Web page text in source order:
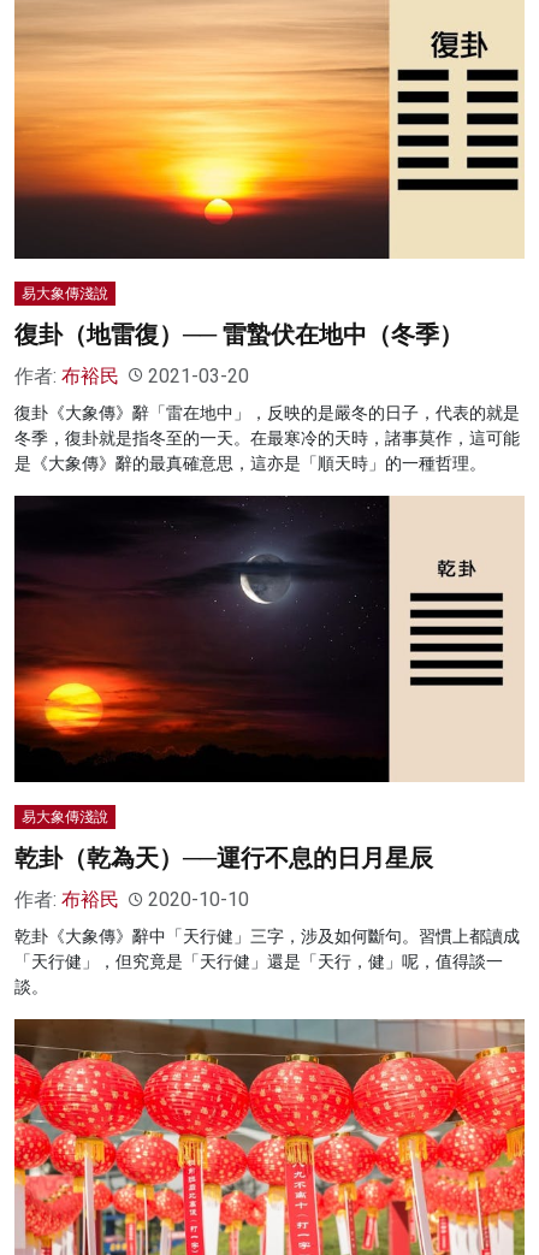
易大象傳淺說
復卦（地雷復）── 雷蟄伏在地中（冬季）
作者: 布裕民 2021-03-20
復卦《大象傳》辭「雷在地中」，反映的是嚴冬的日子，代表的就是
冬季，復卦就是指冬至的一天。在最寒冷的天時，諸事莫作，這可能
是《大象傳》辭的最真確意思，這亦是「順天時」的一種哲理。
易大象傳淺說
乾卦（乾為天）──運行不息的日月星辰
作者: 布裕民 2020-10-10
乾卦《大象傳》辭中「天行健」三字，涉及如何斷句。習慣上都讀成
「天行健」，但究竟是「天行健」還是「天行，健」呢，值得談一
談。